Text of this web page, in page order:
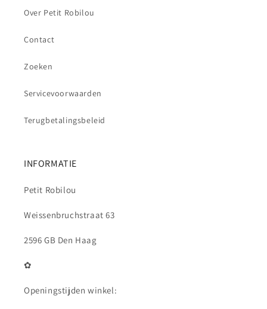
Over Petit Robilou
Contact
Zoeken
Servicevoorwaarden
Terugbetalingsbeleid
INFORMATIE
Petit Robilou
Weissenbruchstraat 63
2596 GB Den Haag
✿
Openingstijden winkel: